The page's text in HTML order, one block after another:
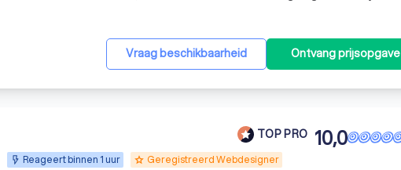
in gebracht kan worden. Of dat nou gaat om de lancering van een
Vraag beschikbaarheid Ontvang prijsopgave
TOP PRO
Reageert binnen 1 uur grade Geregistreerd Webdesigner
10,0